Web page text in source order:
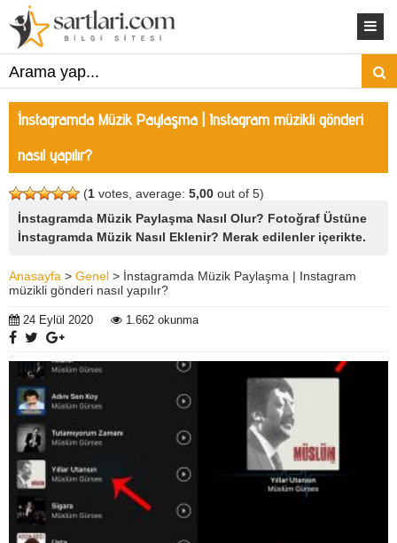
İnstagramda Müzik Paylaşma | Instagram müzikli gönderi
nasıl yapılır?
(1 votes, average: 5,00 out of 5)
İnstagramda Müzik Paylaşma Nasıl Olur? Fotoğraf Üstüne
İnstagramda Müzik Nasıl Eklenir? Merak edilenler içerikte.
Anasayfa > Genel > İnstagramda Müzik Paylaşma | Instagram
müzikli gönderi nasıl yapılır?
24 Eylül 2020 1.662 okunma